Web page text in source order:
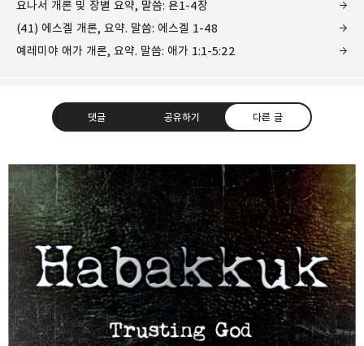
요나서 개론 및 장별 요약, 말씀: 욘1-4장
(41) 에스겔 개론, 요약. 말씀: 에스겔 1-48
예레미야 애가 개론, 요약. 말씀: 애가 1:1-5:22
댓글 공유하기 다른 글
❏말씀침례교회 ❏AV1611.net ❏Peter
Yoon
Graceful, Wonderful, Powerful, Inspirational
preaching!!
구독하기
구독하기 카카오톡 라인 트위터